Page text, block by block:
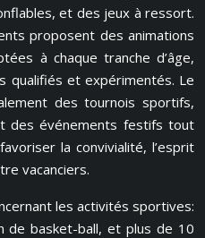
et des jeux à ressort.
proposent des animations
à chaque tranche d’âge,
qualifiés et expérimentés. Le
des tournois sportifs,
des événements festifs tout
la convivialité, l’esprit
vacanciers.
les activités sportives:
de basket-ball, et plus de 10